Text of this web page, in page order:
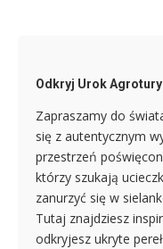
Odkryj Urok
Zapraszamy do
się z autentycznym
przestrzeń
którzy szukają
zanurzyć się w
Tutaj znajdziesz
odkryjesz ukryte